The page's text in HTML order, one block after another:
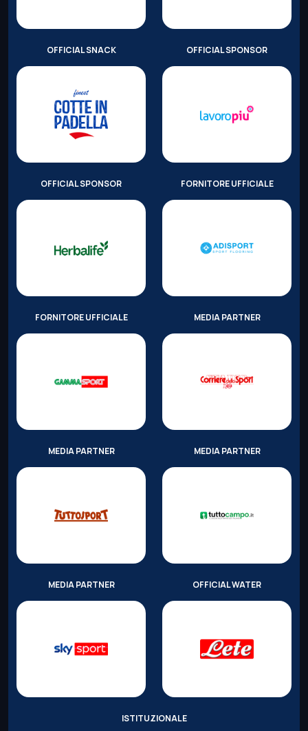
OFFICIAL SNACK OFFICIAL SPONSOR
OFFICIAL SPONSOR FORNITORE UFFICIALE
FORNITORE UFFICIALE MEDIA PARTNER
MEDIA PARTNER MEDIA PARTNER
MEDIA PARTNER OFFICIAL WATER
ISTITUZIONALE